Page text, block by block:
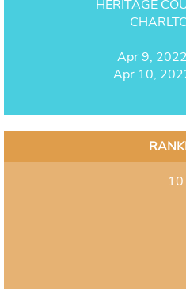
HERITAGE
Apr 9,
Apr 10,
10